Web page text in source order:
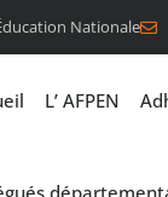
Nationale
L’ AFPEN